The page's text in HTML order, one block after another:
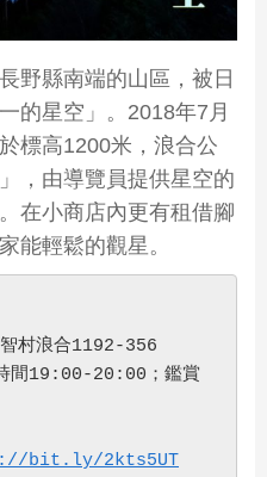
野縣南端的山區，被日
的星空」。2018年7月
標高1200米，浪合公
，由導覽員提供星空的
在小商店內更有租借腳
能輕鬆的觀星。
村浪合1192-356
bit.ly/2kts5UT